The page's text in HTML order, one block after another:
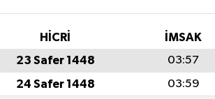
HİCRİ İMSAK
23 Safer 1448 03:57
24 Safer 1448 03:59